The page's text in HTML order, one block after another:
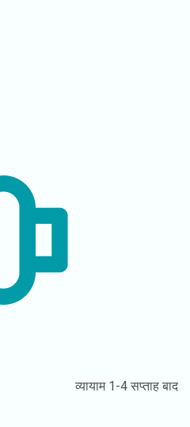
व्यायाम 1-4 सप्ताह बाद